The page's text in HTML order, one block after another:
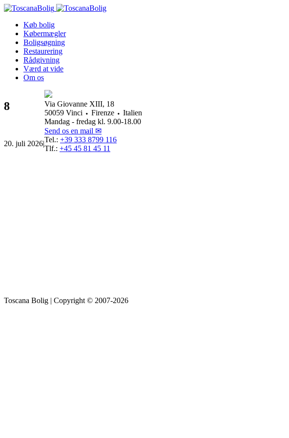
Køb bolig
Købermægler
Boligsøgning
Restaurering
Rådgivning
Værd at vide
Om os
8
20. juli 2026|
Via Giovanne XIII, 18
50059 Vinci ⬩ Firenze ⬩ Italien
Mandag - fredag kl. 9.00-18.00
Send os en mail ✉
Tel.: +39 333 8799 116
Tlf.: +45 45 81 45 11
Toscana Bolig | Copyright © 2007-2026